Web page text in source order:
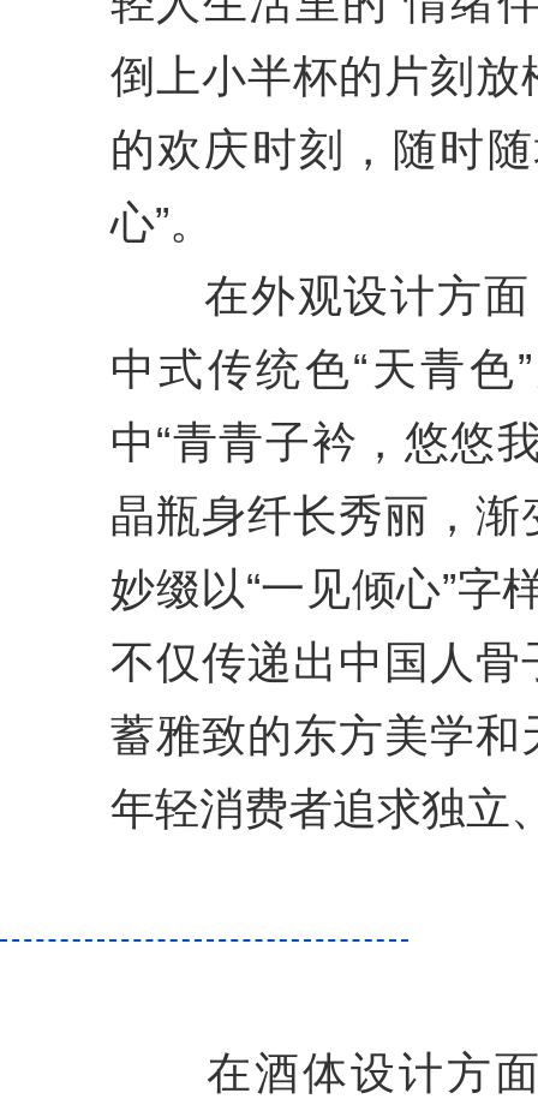
倒上小半杯的片刻
的欢庆时刻，随时
心”。
在外观设计方面
中式传统色“天青色
中“青青子衿，悠悠
晶瓶身纤长秀丽，
妙缀以“一见倾心”字
不仅传递出中国人
蓄雅致的东方美学
年轻消费者追求独立
在酒体设计方面